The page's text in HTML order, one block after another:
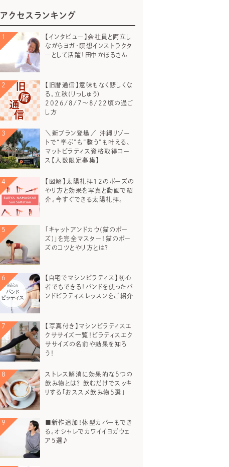
アクセスランキング
【インタビュー】会社員と両立し
ながらヨガ・瞑想インストラクタ
ーとして活躍！田中かほるさん
【旧暦通信】意味もなく悲しくな
る。立秋(りっしゅう)
2026/8/7～8/22頃の過ご
し方
＼新プラン登場／ 沖縄リゾー
トで“学ぶ”も”整う”も叶える、
マットピラティス資格取得コー
ス【人数限定募集】
【図解】太陽礼拝12のポーズの
やり方と効果を写真と動画で紹
介。今すぐできる太陽礼拝。
「キャットアンドカウ(猫のポー
ズ)」を完全マスター！猫のポー
ズのコツとやり方とは？
【自宅でマシンピラティス】初心
者でもできる！バンドを使ったバ
ンドピラティスレッスンをご紹介
【写真付き】マシンピラティスエ
クササイズ一覧！ピラティスエク
ササイズの名前や効果を知ろ
う！
ストレス解消に効果的な5つの
飲み物とは？ 飲むだけでスッキ
リする「おススメ飲み物5選」
■新作追加！体型カバーもでき
る。オシャレでカワイイヨガウェ
ア5選♪